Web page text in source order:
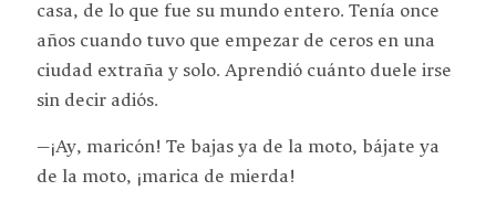
casa, de lo que fue su mundo entero. Tenía once
años cuando tuvo que empezar de ceros en una
ciudad extraña y solo. Aprendió cuánto duele irse
sin decir adiós.
—¡Ay, maricón! Te bajas ya de la moto, bájate ya
de la moto, ¡marica de mierda!